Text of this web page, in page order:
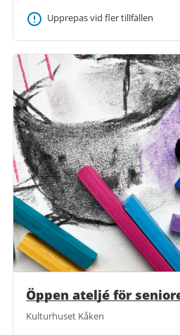
Upprepas vid fler tillfällen
Öppen ateljé för
Kulturhuset Kåken